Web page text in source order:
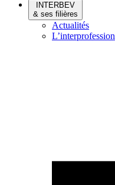
INTERBEV
& ses filières
Actualités
L’interprofession